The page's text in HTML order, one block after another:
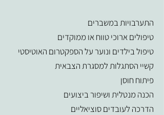
התערבויות במשברים
טיפולים ארוכי טווח או ממוקדים
טיפול בילדים ונוער על הספקטרום האוטיסטי
קשיי הסתגלות למסגרת הצבאית
פיתוח חוסן
הכנה מנטלית ושיפור ביצועים
הדרכה לעובדים סוציאליים